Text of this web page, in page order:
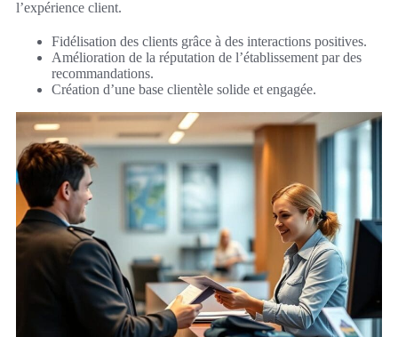
l’expérience client.
Fidélisation des clients grâce à des interactions positives.
Amélioration de la réputation de l’établissement par des
recommandations.
Création d’une base clientèle solide et engagée.